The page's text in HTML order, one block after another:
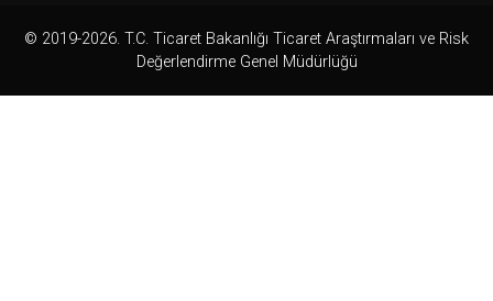
© 2019-2026. T.C. Ticaret Bakanlığı Ticaret Araştırmaları ve Risk
Değerlendirme Genel Müdürlüğü